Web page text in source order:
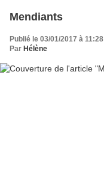
Mendiants
Publié le 03/01/2017 à 11:28
Par Hélène